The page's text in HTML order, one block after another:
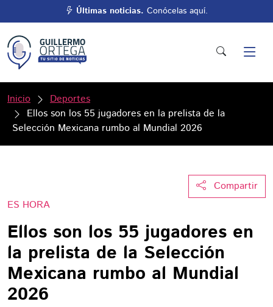
Últimas noticias. Conócelas aquí.
Inicio
Deportes
Ellos son los 55 jugadores en la prelista de la
Selección Mexicana rumbo al Mundial 2026
Compartir
ES HORA
Ellos son los 55 jugadores en
la prelista de la Selección
Mexicana rumbo al Mundial
2026